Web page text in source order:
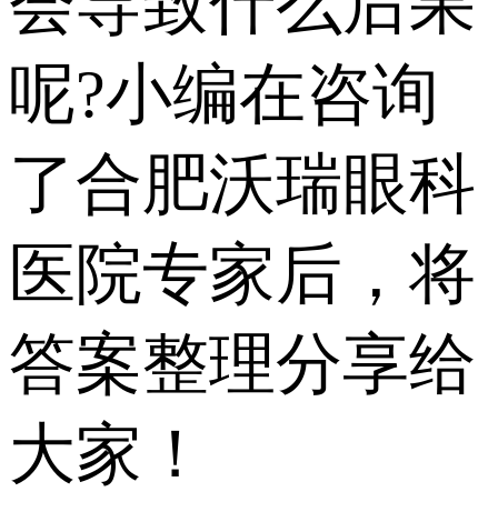
呢?小编在咨询
了合肥沃瑞眼科
医院专家后，将
答案整理分享给
大家！